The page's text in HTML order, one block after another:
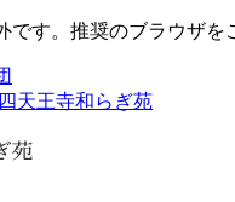
です。推奨のブラウザを
四天王寺和らぎ苑